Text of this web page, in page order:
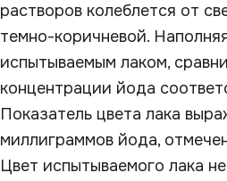
растворов колеблется от
темно-коричневой.
испытываемым лаком,
концентрации йода
Показатель цвета лака
миллиграммов йода,
Цвет испытываемого лака